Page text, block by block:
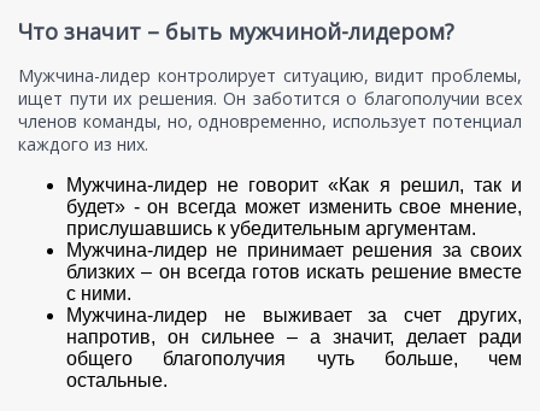
Что значит – быть мужчиной-лидером?
Мужчина-лидер контролирует ситуацию, видит проблемы,
ищет пути их решения. Он заботится о благополучии всех
членов команды, но, одновременно, использует потенциал
каждого из них.
Мужчина-лидер не говорит «Как я решил, так и
будет» - он всегда может изменить свое мнение,
прислушавшись к убедительным аргументам.
Мужчина-лидер не принимает решения за своих
близких – он всегда готов искать решение вместе
с ними.
Мужчина-лидер не выживает за счет других,
напротив, он сильнее – а значит, делает ради
общего благополучия чуть больше, чем
остальные.